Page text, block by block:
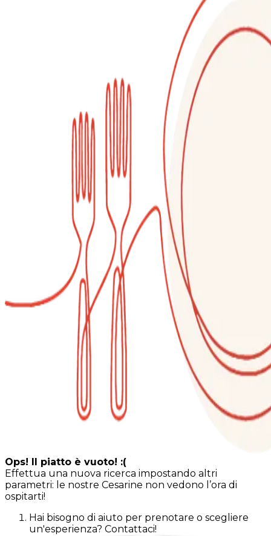
Ops! Il piatto è vuoto! :(
Effettua una nuova ricerca impostando altri
parametri: le nostre Cesarine non vedono l’ora di
ospitarti!
Hai bisogno di aiuto per prenotare o scegliere
un'esperienza? Contattaci!